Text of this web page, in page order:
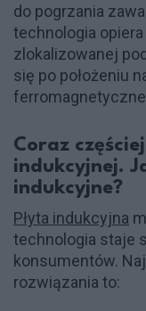
do pogrzania
technologia
zlokalizowanej
się po położeniu
Coraz
indukcyjnej.
indukcyjne?
Płyta indukcyjna
technologia staje
konsumentów.
rozwiązania to: